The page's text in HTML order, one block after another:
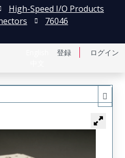
登録 ログイン
High-Speed I/O Products
76046